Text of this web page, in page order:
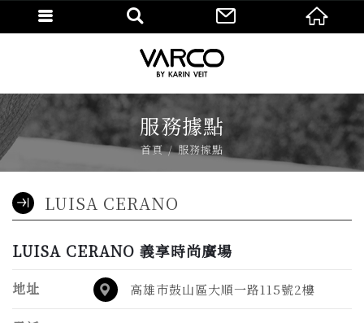
服務據點
首頁 服務據點
LUISA CERANO
LUISA CERANO 義享時尚廣場
地址 高雄巿鼓山區大順一路115號2樓